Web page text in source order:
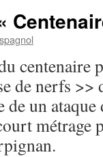
de nerfs >>
un